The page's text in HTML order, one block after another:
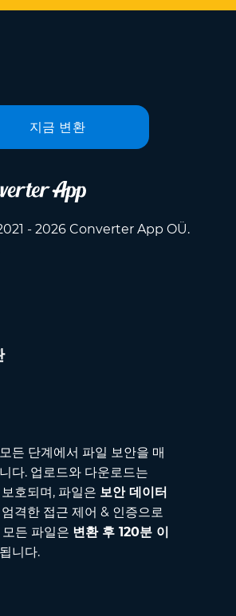
지금 변환
- 2026 Converter App OÜ.
든 단계에서 파일 보안을 매
다. 업로드와 다운로드는
호되며, 파일은 보안 데이터
격한 접근 제어 & 인증으로
든 파일은 변환 후 120분 이
니다.